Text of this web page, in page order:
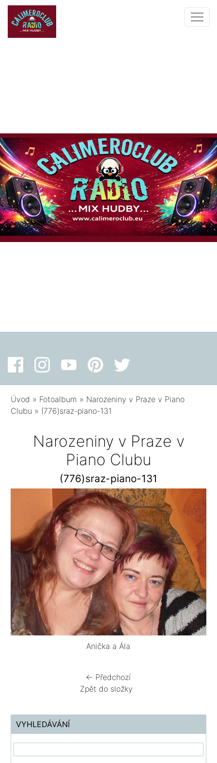
Úvod » Fotoalbum » Narozeniny v Praze v Piano
Clubu » (776)sraz-piano-131
Narozeniny v Praze v
Piano Clubu
(776)sraz-piano-131
Anička a Ála
← Předchozí
Zpět do složky
VYHLEDÁVÁNÍ